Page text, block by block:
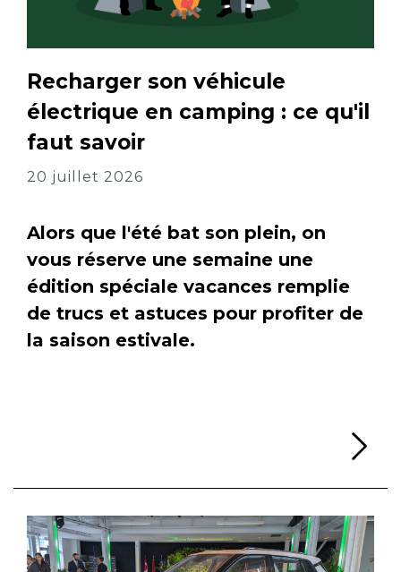
Recharger son véhicule
électrique en camping : ce qu'il
faut savoir
20 juillet 2026
Alors que l'été bat son plein, on
vous réserve une semaine une
édition spéciale vacances remplie
de trucs et astuces pour profiter de
la saison estivale.